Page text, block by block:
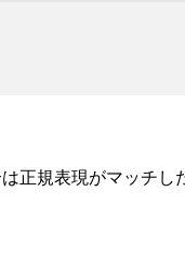
正規表現がマッチし